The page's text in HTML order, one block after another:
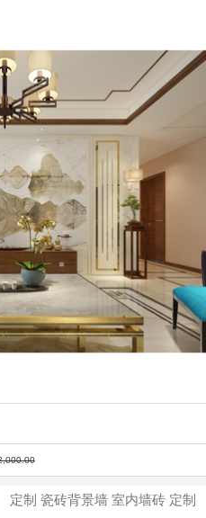
定制 瓷砖背景墙 室内墙砖 定制